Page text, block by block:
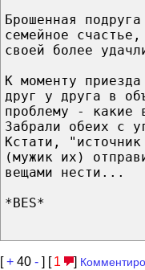
Брошенная
семейное
своей более
К моменту
друг у друга в
проблему - какие
Забрали обеих с
Кстати,
(мужик их)
вещами нести...
*BES*
[+ 40 - ] [ 1 ]